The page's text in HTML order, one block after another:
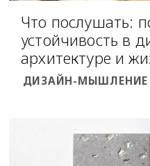
Что послушать:
устойчивость в
архитектуре и
ДИЗАЙН-МЫШЛЕНИЕ